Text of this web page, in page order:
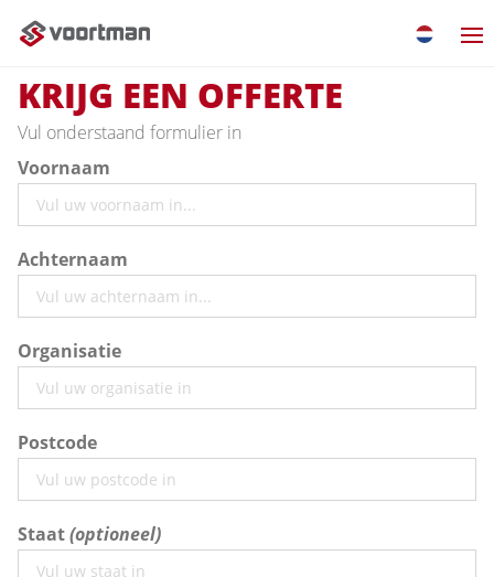
KRIJG EEN OFFERTE
Vul onderstaand formulier in
Voornaam
Achternaam
Organisatie
Postcode
Staat